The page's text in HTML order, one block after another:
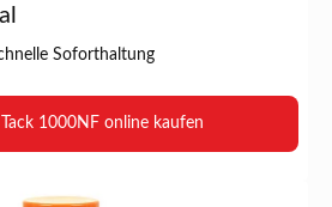
Soforthaltung
1000NF online kaufen